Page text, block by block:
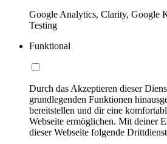
Google Analytics, Clarity, Google
Testing
Funktional
Durch das Akzeptieren dieser
grundlegenden Funktionen
bereitstellen und dir eine
Webseite ermöglichen. Mit deiner
dieser Webseite folgende